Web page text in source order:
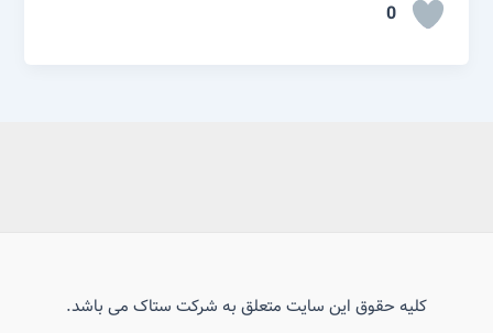
0
کلیه حقوق این سایت متعلق به شرکت ستاک می باشد.